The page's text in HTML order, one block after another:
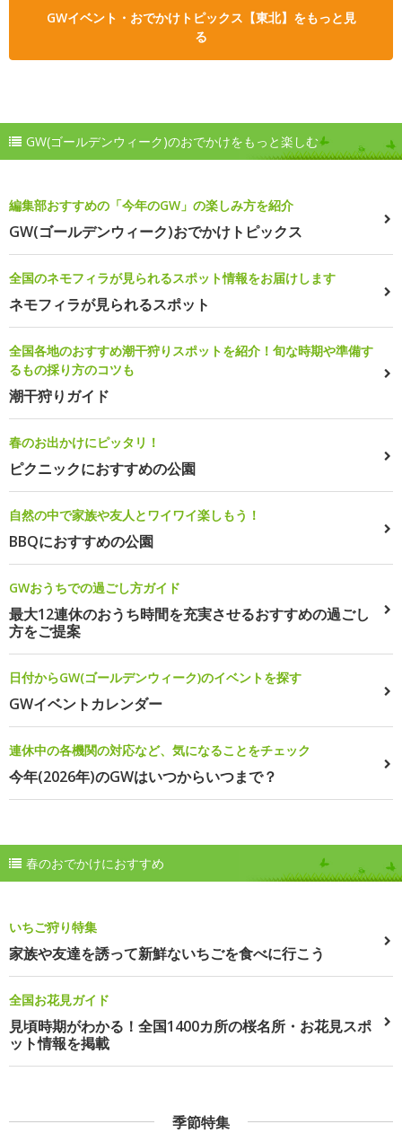
GWイベント・おでかけトピックス【東北】をもっと見
る
GW(ゴールデンウィーク)のおでかけをもっと楽しむ
編集部おすすめの「今年のGW」の楽しみ方を紹介
GW(ゴールデンウィーク)おでかけトピックス
全国のネモフィラが見られるスポット情報をお届けします
ネモフィラが見られるスポット
全国各地のおすすめ潮干狩りスポットを紹介！旬な時期や準備す
るもの採り方のコツも
潮干狩りガイド
春のお出かけにピッタリ！
ピクニックにおすすめの公園
自然の中で家族や友人とワイワイ楽しもう！
BBQにおすすめの公園
GWおうちでの過ごし方ガイド
最大12連休のおうち時間を充実させるおすすめの過ごし
方をご提案
日付からGW(ゴールデンウィーク)のイベントを探す
GWイベントカレンダー
連休中の各機関の対応など、気になることをチェック
今年(2026年)のGWはいつからいつまで？
春のおでかけにおすすめ
いちご狩り特集
家族や友達を誘って新鮮ないちごを食べに行こう
全国お花見ガイド
見頃時期がわかる！全国1400カ所の桜名所・お花見スポ
ット情報を掲載
季節特集